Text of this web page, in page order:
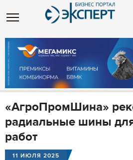
«АгроПромШина»
радиальные шины
работ
11 ИЮЛЯ 2025